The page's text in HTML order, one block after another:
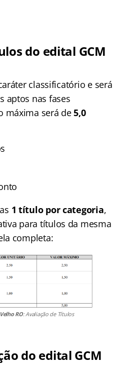
do edital GCM
classificatório e será
aptos nas fases
máxima será de5,0
1 título por categoria,
para títulos da mesma
completa:
RO: Avaliação de Títulos
do edital GCM